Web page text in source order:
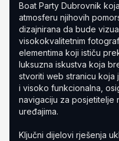
Boat Party Dubrovnik
atmosferu njihovih
dizajnirana da bude
visokokvalitetnim
elementima koji ističu
luksuzna iskustva koja
stvoriti web stranicu koja
i visoko funkcionalna,
navigaciju za posjetitelje
uređajima.
Ključni dijelovi rješenja